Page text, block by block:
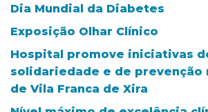
Dia Mundial da Diabetes
Exposição Olhar Clínico
Hospital promove iniciativas
solidariedade e de prevenção
de Vila Franca de Xira